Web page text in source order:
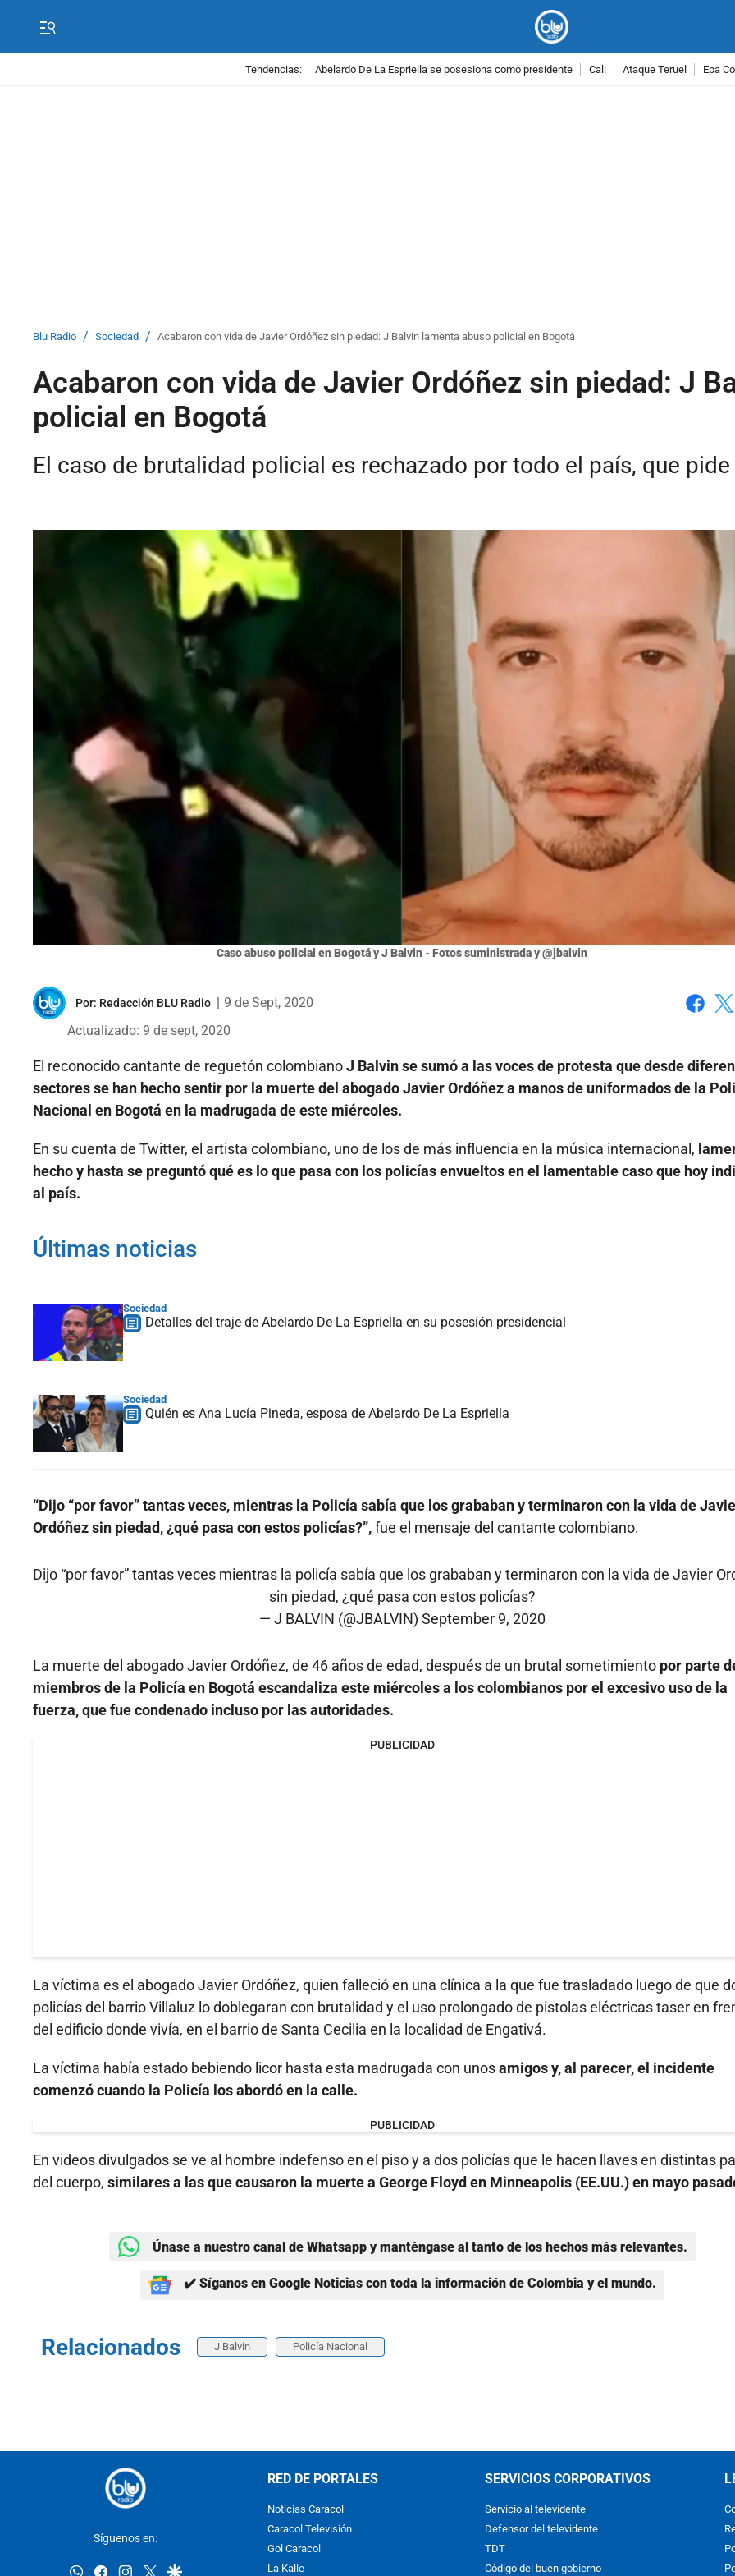
Tendencias: Abelardo De La Espriella se posesiona como presidente Cali Ataque Teruel Epa
Blu Radio / Sociedad / Acabaron con vida de Javier Ordóñez sin piedad: J Balvin lamenta abuso policial en Bogotá
Acabaron con vida de Javier Ordóñez sin piedad: J
policial en Bogotá
El caso de brutalidad policial es rechazado por todo el país, que
Caso abuso policial en Bogotá y J Balvin - Fotos suministrada y @jbalvin
Por: Redacción BLU Radio
9 de Sept, 2020
Actualizado: 9 de sept, 2020
El reconocido cantante de reguetón colombianoJ Balvin se sumó a las voces de protesta que desde
sectores se han hecho sentir por la muerte del abogado Javier Ordóñez a manos de uniformados de la
Nacional en Bogotá en la madrugada de este miércoles.
En su cuenta de Twitter, el artista colombiano, uno de los de más influencia en la música internacional,
hecho y hasta se preguntó qué es lo que pasa con los policías envueltos en el lamentable caso que hoy
al país.
Últimas noticias
Sociedad
Detalles del traje de Abelardo De La Espriella en su posesión presidencial
Sociedad
Quién es Ana Lucía Pineda, esposa de Abelardo De La Espriella
“Dijo “por favor” tantas veces, mientras la Policía sabía que los grababan y terminaron con la vida de
Ordóñez sin piedad, ¿qué pasa con estos policías?”,fue el mensaje del cantante colombiano.
Dijo “por favor” tantas veces mientras la policía sabía que los grababan y terminaron con la vida de Javier
sin piedad, ¿qué pasa con estos policías?
— J BALVIN (@JBALVIN) September 9, 2020
La muerte del abogado Javier Ordóñez, de 46 años de edad, después de un brutal sometimiento por parte
miembros de la Policía en Bogotá escandaliza este miércoles a los colombianos por el excesivo uso de la
fuerza, que fue condenado incluso por las autoridades.
PUBLICIDAD
La víctima es el abogado Javier Ordóñez, quien falleció en una clínica a la que fue trasladado luego de que
policías del barrio Villaluz lo doblegaran con brutalidad y el uso prolongado de pistolas eléctricas taser en
del edificio donde vivía, en el barrio de Santa Cecilia en la localidad de Engativá.
La víctima había estado bebiendo licor hasta esta madrugada con unosamigos y, al parecer, el incidente
comenzó cuando la Policía los abordó en la calle.
PUBLICIDAD
En videos divulgados se ve al hombre indefenso en el piso y a dos policías que le hacen llaves en distintas
del cuerpo, similares a las que causaron la muerte a George Floyd en Minneapolis (EE.UU.) en mayo
Únase a nuestro canal de Whatsapp y manténgase al tanto de los hechos más relevantes.
✔️ Síganos en Google Noticias con toda la información de Colombia y el mundo.
Relacionados J Balvin Policía Nacional
Síguenos en:
whatsappfacebookinstagram
twittergoogle
RED DE PORTALES
Noticias Caracol
Caracol Televisión
Gol Caracol
La Kalle
SERVICIOS CORPORATIVOS
Servicio al televidente
Defensor del televidente
TDT
Código del buen gobierno